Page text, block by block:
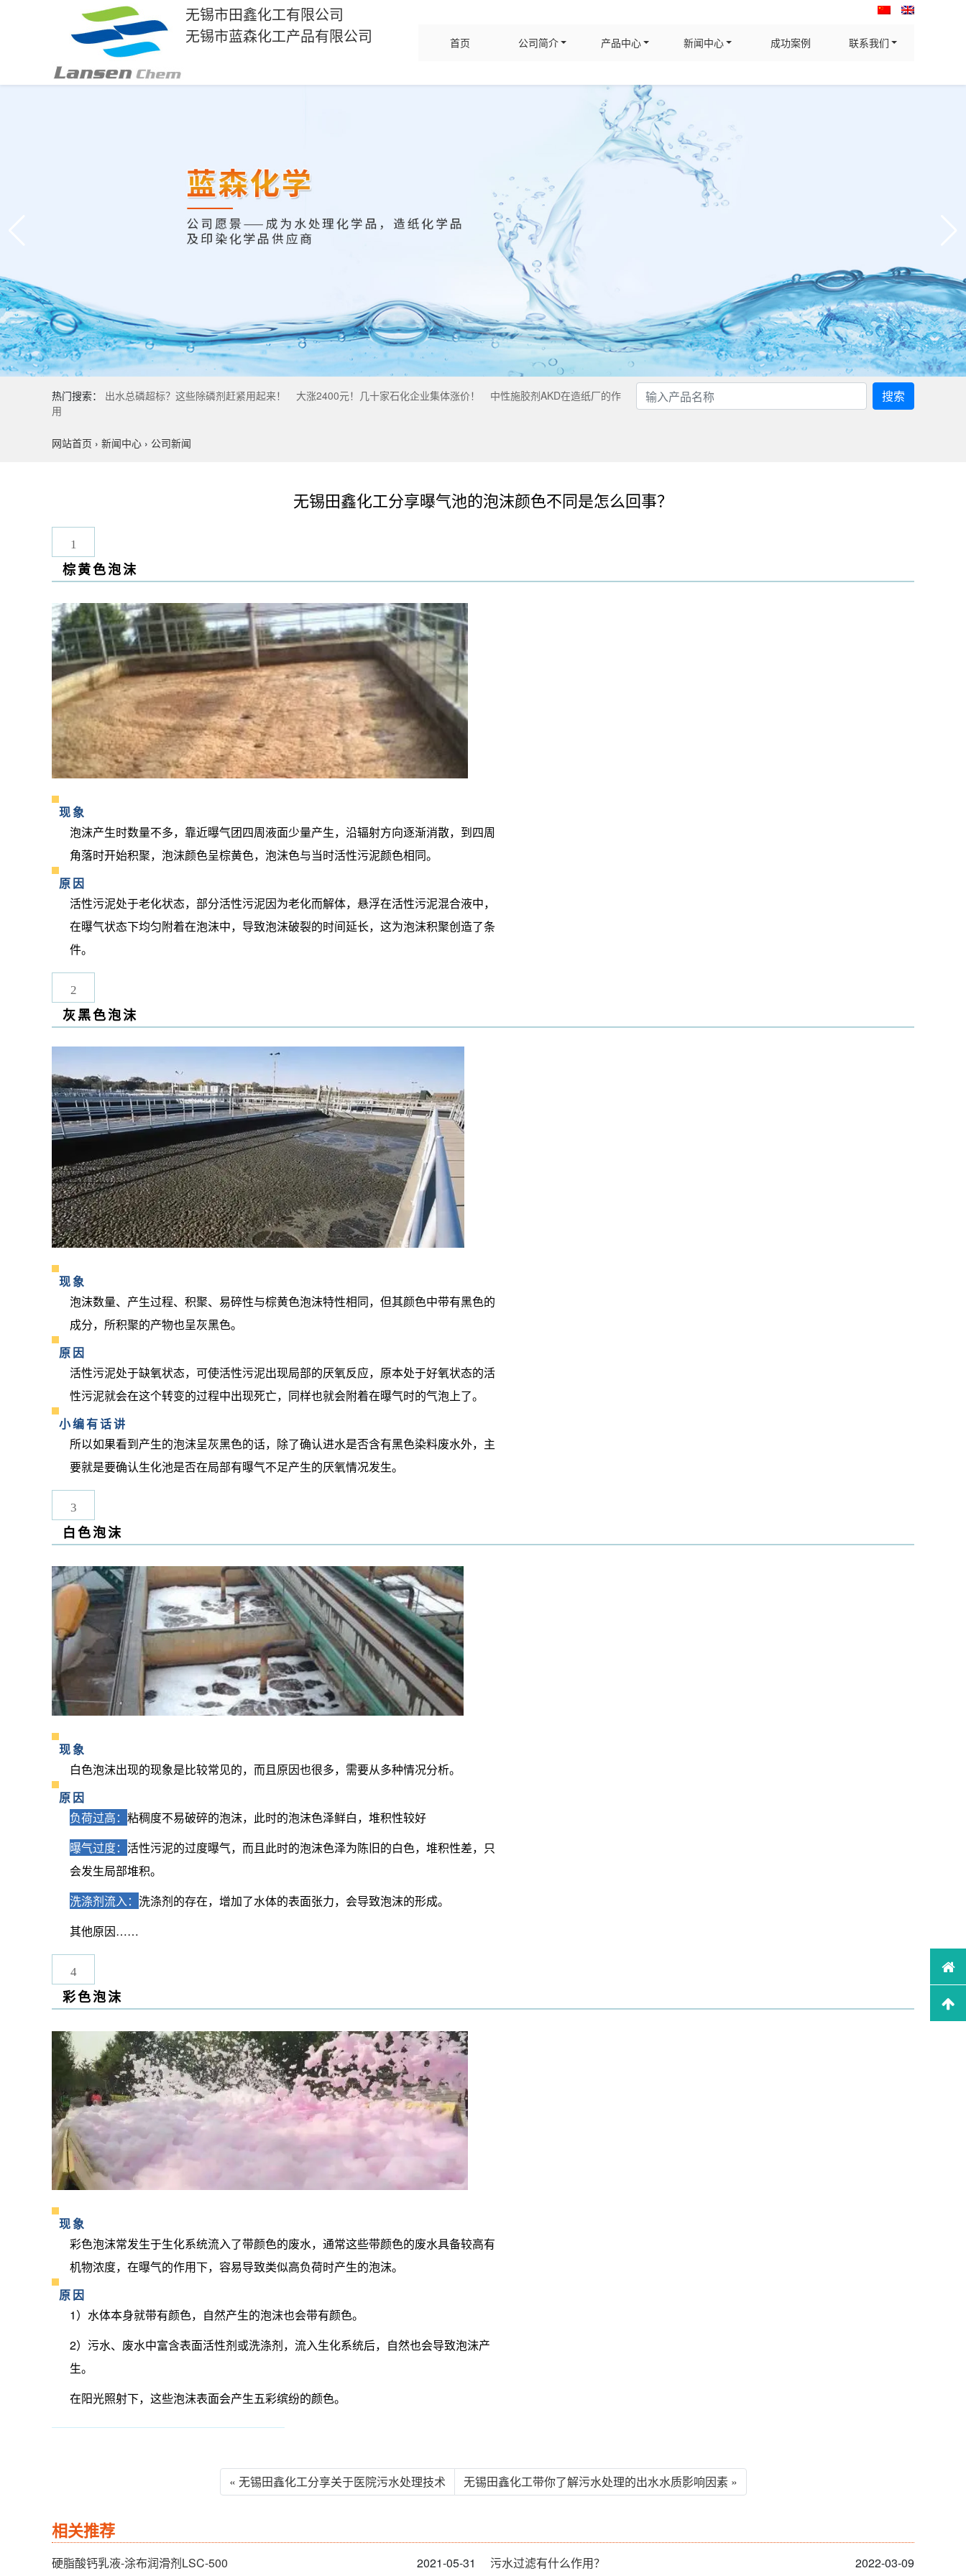
无锡市田鑫化工有限公司
无锡市蓝森化工产品有限公司
首页 公司简介 产品中心 新闻中心 成功案例 联系我们
热门搜索： 出水总磷超标？这些除磷剂赶紧用起来！ 大涨2400元！几十家石化企业集体涨价！
中性施胶剂AKD在造纸厂的作
用
搜索
网站首页 › 新闻中心 › 公司新闻
无锡田鑫化工分享曝气池的泡沫颜色不同是怎么回事？
1
棕黄色泡沫
现象
泡沫产生时数量不多，靠近曝气团四周液面少量产生，沿辐射方向逐渐消散，到四周
角落时开始积聚，泡沫颜色呈棕黄色，泡沫色与当时活性污泥颜色相同。
原因
活性污泥处于老化状态，部分活性污泥因为老化而解体，悬浮在活性污泥混合液中，
在曝气状态下均匀附着在泡沫中，导致泡沫破裂的时间延长，这为泡沫积聚创造了条
件。
2
灰黑色泡沫
现象
泡沫数量、产生过程、积聚、易碎性与棕黄色泡沫特性相同，但其颜色中带有黑色的
成分，所积聚的产物也呈灰黑色。
原因
活性污泥处于缺氧状态，可使活性污泥出现局部的厌氧反应，原本处于好氧状态的活
性污泥就会在这个转变的过程中出现死亡，同样也就会附着在曝气时的气泡上了。
小编有话讲
所以如果看到产生的泡沫呈灰黑色的话，除了确认进水是否含有黑色染料废水外，主
要就是要确认生化池是否在局部有曝气不足产生的厌氧情况发生。
3
白色泡沫
现象
白色泡沫出现的现象是比较常见的，而且原因也很多，需要从多种情况分析。
原因
负荷过高： 粘稠度不易破碎的泡沫，此时的泡沫色泽鲜白，堆积性较好
曝气过度： 活性污泥的过度曝气，而且此时的泡沫色泽为陈旧的白色，堆积性差，只
会发生局部堆积。
洗涤剂流入： 洗涤剂的存在，增加了水体的表面张力，会导致泡沫的形成。
其他原因……
4
彩色泡沫
现象
彩色泡沫常发生于生化系统流入了带颜色的废水，通常这些带颜色的废水具备较高有
机物浓度，在曝气的作用下，容易导致类似高负荷时产生的泡沫。
原因
1）水体本身就带有颜色，自然产生的泡沫也会带有颜色。
2）污水、废水中富含表面活性剂或洗涤剂，流入生化系统后，自然也会导致泡沫产
生。
在阳光照射下，这些泡沫表面会产生五彩缤纷的颜色。
« 无锡田鑫化工分享关于医院污水处理技术 无锡田鑫化工带你了解污水处理的出水水质影响因素 »
相关推荐
硬脂酸钙乳液-涂布润滑剂LSC-500 2021-05-31 污水过滤有什么作用？ 2022-03-09